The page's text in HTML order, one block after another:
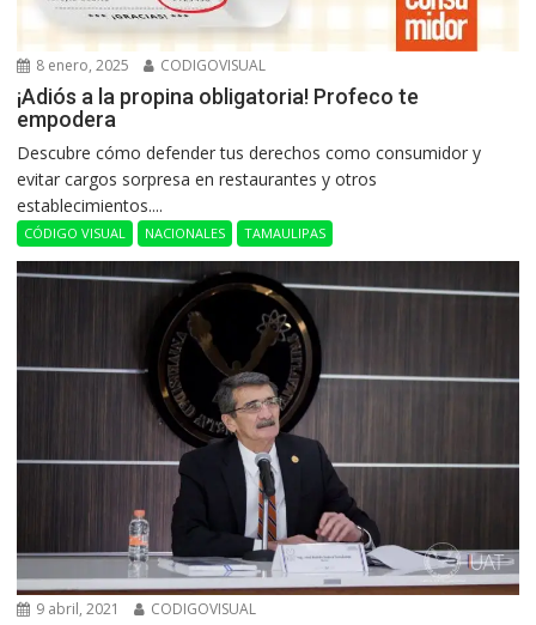
8 enero, 2025 CODIGOVISUAL
¡Adiós a la propina obligatoria! Profeco te
empodera
Descubre cómo defender tus derechos como consumidor y
evitar cargos sorpresa en restaurantes y otros
establecimientos....
CÓDIGO VISUAL NACIONALES TAMAULIPAS
9 abril, 2021 CODIGOVISUAL